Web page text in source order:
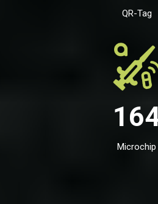
QR-Tag
Microchip